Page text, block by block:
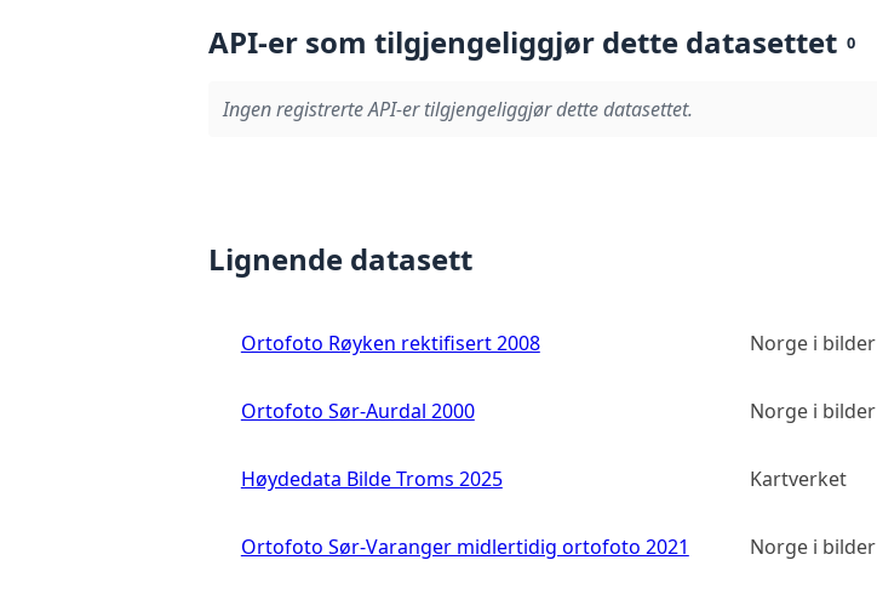
API-er som tilgjengeliggjør dette datasettet 0
Ingen registrerte API-er tilgjengeliggjør dette datasettet.
Lignende datasett
Ortofoto Røyken rektifisert 2008 Norge i bilder
Ortofoto Sør-Aurdal 2000 Norge i bilder
Høydedata Bilde Troms 2025 Kartverket
Ortofoto Sør-Varanger midlertidig ortofoto 2021 Norge i bilder